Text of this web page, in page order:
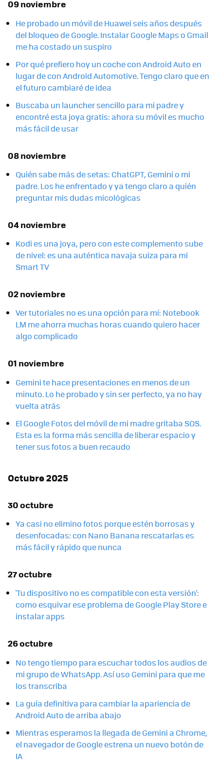
09 noviembre
He probado un móvil de Huawei seis años después
del bloqueo de Google. Instalar Google Maps o Gmail
me ha costado un suspiro
Por qué prefiero hoy un coche con Android Auto en
lugar de con Android Automotive. Tengo claro que en
el futuro cambiaré de idea
Buscaba un launcher sencillo para mi padre y
encontré esta joya gratis: ahora su móvil es mucho
más fácil de usar
08 noviembre
Quién sabe más de setas: ChatGPT, Gemini o mi
padre. Los he enfrentado y ya tengo claro a quién
preguntar mis dudas micológicas
04 noviembre
Kodi es una joya, pero con este complemento sube
de nivel: es una auténtica navaja suiza para mi
Smart TV
02 noviembre
Ver tutoriales no es una opción para mí: Notebook
LM me ahorra muchas horas cuando quiero hacer
algo complicado
01 noviembre
Gemini te hace presentaciones en menos de un
minuto. Lo he probado y sin ser perfecto, ya no hay
vuelta atrás
El Google Fotos del móvil de mi madre gritaba SOS.
Esta es la forma más sencilla de liberar espacio y
tener sus fotos a buen recaudo
Octubre 2025
30 octubre
Ya casi no elimino fotos porque estén borrosas y
desenfocadas: con Nano Banana rescatarlas es
más fácil y rápido que nunca
27 octubre
'Tu dispositivo no es compatible con esta versión':
como esquivar ese problema de Google Play Store e
instalar apps
26 octubre
No tengo tiempo para escuchar todos los audios de
mi grupo de WhatsApp. Así uso Gemini para que me
los transcriba
La guía definitiva para cambiar la apariencia de
Android Auto de arriba abajo
Mientras esperamos la llegada de Gemini a Chrome,
el navegador de Google estrena un nuevo botón de
IA